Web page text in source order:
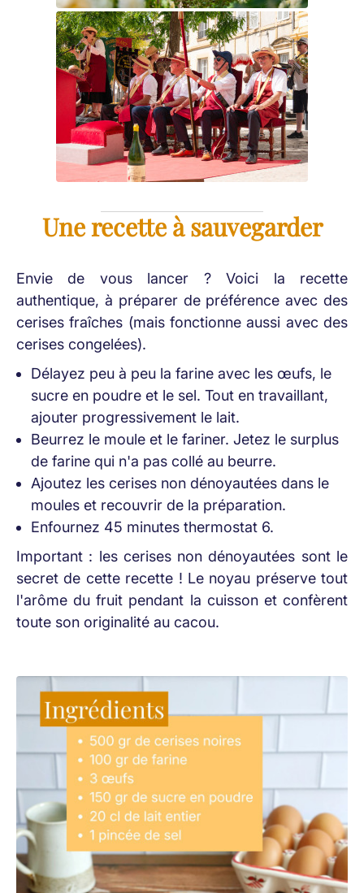
Une recette à sauvegarder
Envie de vous lancer ? Voici la recette
authentique, à préparer de préférence avec des
cerises fraîches (mais fonctionne aussi avec des
cerises congelées).
Délayez peu à peu la farine avec les œufs, le
sucre en poudre et le sel. Tout en travaillant,
ajouter progressivement le lait.
Beurrez le moule et le fariner. Jetez le surplus
de farine qui n'a pas collé au beurre.
Ajoutez les cerises non dénoyautées dans le
moules et recouvrir de la préparation.
Enfournez 45 minutes thermostat 6.
Important : les cerises non dénoyautées sont le
secret de cette recette ! Le noyau préserve tout
l'arôme du fruit pendant la cuisson et confèrent
toute son originalité au cacou.